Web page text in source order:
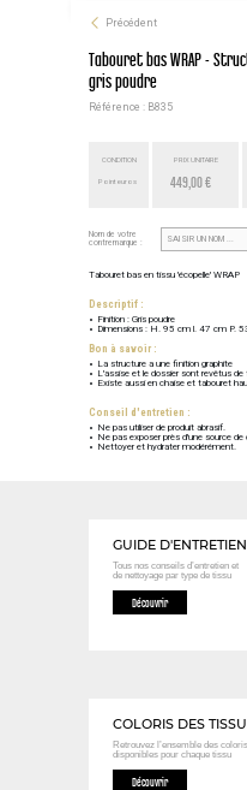
Précédent
Tabouret bas WRAP -
gris poudre
Référence : B835
CONDITION
Point euros
PRIX UNITAIRE
449,00 €
Nom de votre
contremarque :
Tabouret bas en tissu 'écopelle' WRAP
Descriptif :
Finition : Gris poudre
Dimensions : H. 95 cm l. 47 cm P.
Bon à savoir :
La structure a une finition graphite
L'assise et le dossier sont revêtus de
Existe aussi en chaise et tabouret
Conseil d'entretien :
Ne pas utiliser de produit abrasif.
Ne pas exposer près d'une source de
Nettoyer et hydrater modérément.
GUIDE
Tous nos conseils d’entretien et
de nettoyage par type de tissu
Découvrir
COLORIS DES
Retrouvez l’ensemble des coloris
disponibles pour chaque tissu
Découvrir